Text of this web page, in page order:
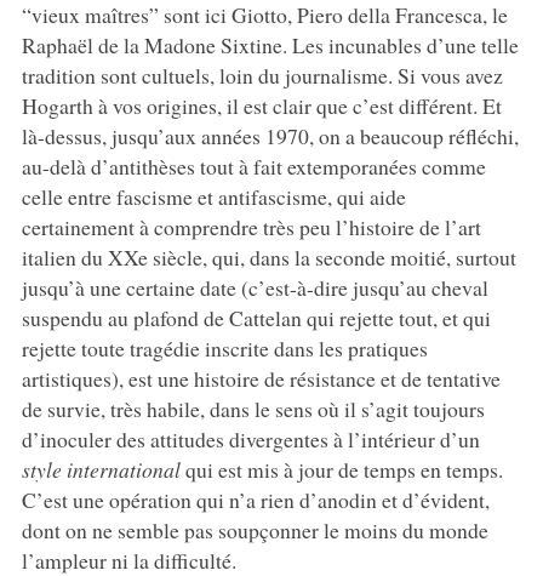
“vieux maîtres” sont ici Giotto, Piero della Francesca, le
Raphaël de la Madone Sixtine. Les incunables d’une telle
tradition sont cultuels, loin du journalisme. Si vous avez
Hogarth à vos origines, il est clair que c’est différent. Et
là-dessus, jusqu’aux années 1970, on a beaucoup réfléchi,
au-delà d’antithèses tout à fait extemporanées comme
celle entre fascisme et antifascisme, qui aide
certainement à comprendre très peu l’histoire de l’art
italien du XXe siècle, qui, dans la seconde moitié, surtout
jusqu’à une certaine date (c’est-à-dire jusqu’au cheval
suspendu au plafond de Cattelan qui rejette tout, et qui
rejette toute tragédie inscrite dans les pratiques
artistiques), est une histoire de résistance et de tentative
de survie, très habile, dans le sens où il s’agit toujours
d’inoculer des attitudes divergentes à l’intérieur d’un
style internationalqui est mis à jour de temps en temps.
C’est une opération qui n’a rien d’anodin et d’évident,
dont on ne semble pas soupçonner le moins du monde
l’ampleur ni la difficulté.